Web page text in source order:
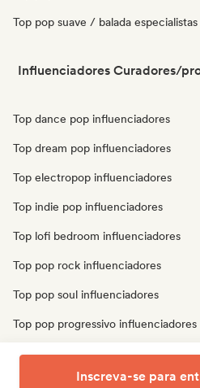
Top pop suave / balada
Influenciadores Curadores/
Top dance pop influenciadores
Top dream pop influenciadores
Top electropop influenciadores
Top indie pop influenciadores
Top lofi bedroom influenciadores
Top pop rock influenciadores
Top pop soul influenciadores
Top pop progressivo influenciadores
Top pop psicodélico influenciadores
Top synthpop influenciadores
Inscreva-se para